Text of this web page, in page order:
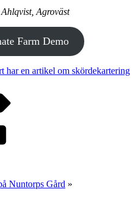
Agroväst
Farm Demo
har en artikel om skördekartering
Nuntorps Gård »